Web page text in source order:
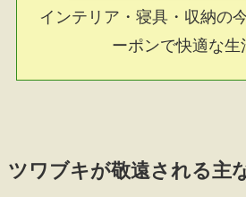
インテリア・寝具・収納の
ーポンで快適な生
ツワブキが敬遠される主